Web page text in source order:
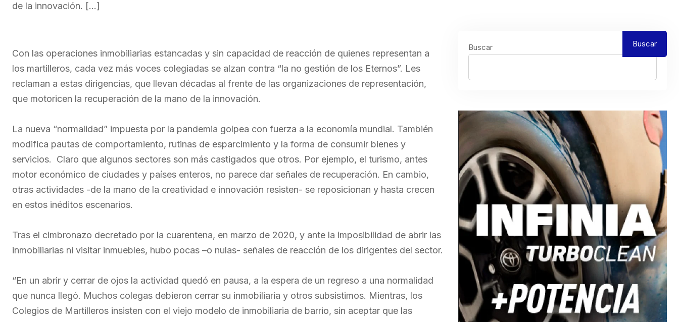
de la innovación. […]
Con las operaciones inmobiliarias estancadas y sin capacidad de reacción de quienes representan a
los martilleros, cada vez más voces colegiadas se alzan contra “la no gestión de los Eternos”. Les
reclaman a estas dirigencias, que llevan décadas al frente de las organizaciones de representación,
que motoricen la recuperación de la mano de la innovación.
La nueva “normalidad” impuesta por la pandemia golpea con fuerza a la economía mundial. También
modifica pautas de comportamiento, rutinas de esparcimiento y la forma de consumir bienes y
servicios. Claro que algunos sectores son más castigados que otros. Por ejemplo, el turismo, antes
motor económico de ciudades y países enteros, no parece dar señales de recuperación. En cambio,
otras actividades -de la mano de la creatividad e innovación resisten- se reposicionan y hasta crecen
en estos inéditos escenarios.
Tras el cimbronazo decretado por la cuarentena, en marzo de 2020, y ante la imposibilidad de abrir las
inmobiliarias ni visitar inmuebles, hubo pocas –o nulas- señales de reacción de los dirigentes del sector.
“En un abrir y cerrar de ojos la actividad quedó en pausa, a la espera de un regreso a una normalidad
que nunca llegó. Muchos colegas debieron cerrar su inmobiliaria y otros subsistimos. Mientras, los
Colegios de Martilleros insisten con el viejo modelo de inmobiliaria de barrio, sin aceptar que las
Buscar Buscar